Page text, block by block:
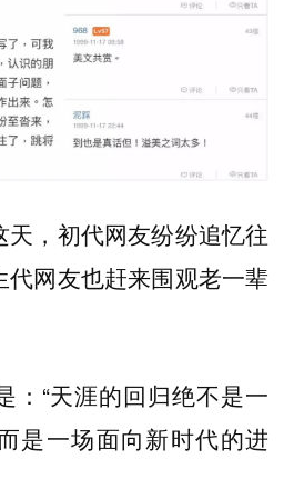
天，初代网友纷纷追忆往
代网友也赶来围观老一辈
：“天涯的回归绝不是一
是一场面向新时代的进